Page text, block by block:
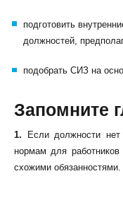
подготовить
должностей,
подобрать СИЗ на
Запомните
1.
Если должности
нормам для
схожими обязанностями.